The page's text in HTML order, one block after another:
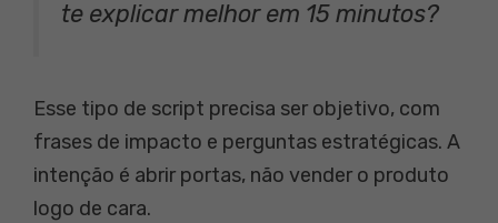
te explicar melhor em 15 minutos?
Esse tipo de script precisa ser objetivo, com
frases de impacto e perguntas estratégicas. A
intenção é abrir portas, não vender o produto
logo de cara.